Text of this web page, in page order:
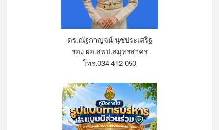
ดร.ณัฐกาญจน์ นุชประเสริฐ
รอง ผอ.สพป.สมุทรสาคร
โทร.034 412 050